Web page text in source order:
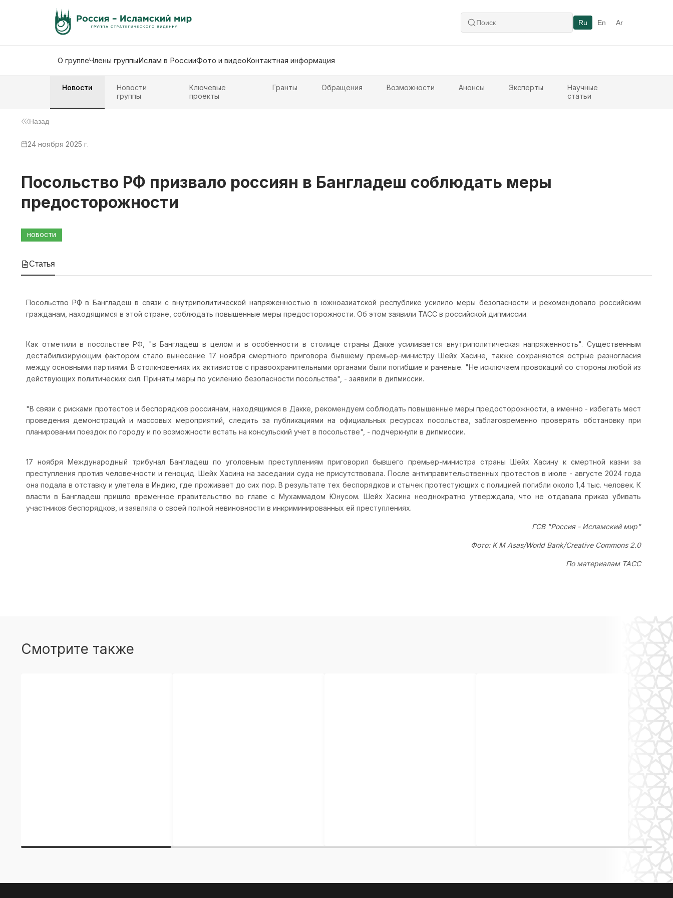
Ru En Ar
О группеЧлены группыИслам в РоссииФото и видеоКонтактная информация
Новости
Новости
группы
Ключевые
проекты
Гранты Обращения Возможности Анонсы Эксперты
Научные
статьи
Назад
24 ноября 2025 г.
Посольство РФ призвало россиян в Бангладеш соблюдать меры
предосторожности
НОВОСТИ
Статья
Посольство РФ в Бангладеш в связи с внутриполитической напряженностью в южноазиатской республике усилило меры безопасности и рекомендовало российским
гражданам, находящимся в этой стране, соблюдать повышенные меры предосторожности. Об этом заявили ТАСС в российской дипмиссии.
Как отметили в посольстве РФ, "в Бангладеш в целом и в особенности в столице страны Дакке усиливается внутриполитическая напряженность". Существенным
дестабилизирующим фактором стало вынесение 17 ноября смертного приговора бывшему премьер-министру Шейх Хасине, также сохраняются острые разногласия
между основными партиями. В столкновениях их активистов с правоохранительными органами были погибшие и раненые. "Не исключаем провокаций со стороны любой из
действующих политических сил. Приняты меры по усилению безопасности посольства", - заявили в дипмиссии.
"В связи с рисками протестов и беспорядков россиянам, находящимся в Дакке, рекомендуем соблюдать повышенные меры предосторожности, а именно - избегать мест
проведения демонстраций и массовых мероприятий, следить за публикациями на официальных ресурсах посольства, заблаговременно проверять обстановку при
планировании поездок по городу и по возможности встать на консульский учет в посольстве", - подчеркнули в дипмиссии.
17 ноября Международный трибунал Бангладеш по уголовным преступлениям приговорил бывшего премьер-министра страны Шейх Хасину к смертной казни за
преступления против человечности и геноцид. Шейх Хасина на заседании суда не присутствовала. После антиправительственных протестов в июле - августе 2024 года
она подала в отставку и улетела в Индию, где проживает до сих пор. В результате тех беспорядков и стычек протестующих с полицией погибли около 1,4 тыс. человек. К
власти в Бангладеш пришло временное правительство во главе с Мухаммадом Юнусом. Шейх Хасина неоднократно утверждала, что не отдавала приказ убивать
участников беспорядков, и заявляла о своей полной невиновности в инкриминированных ей преступлениях.
ГСВ "Россия - Исламский мир"
Фото: K M Asas/World Bank/Creative Commons 2.0
По материалам ТАСС
Смотрите также